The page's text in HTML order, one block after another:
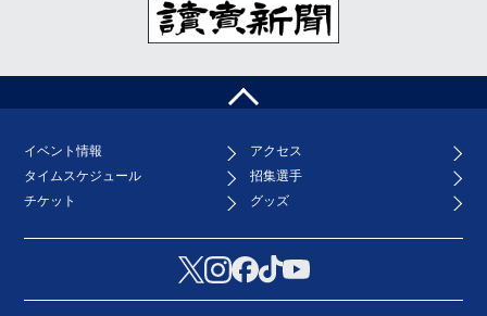
ー
イベント情報
タイムスケジュール
チケット
アクセス
招集選手
グッズ